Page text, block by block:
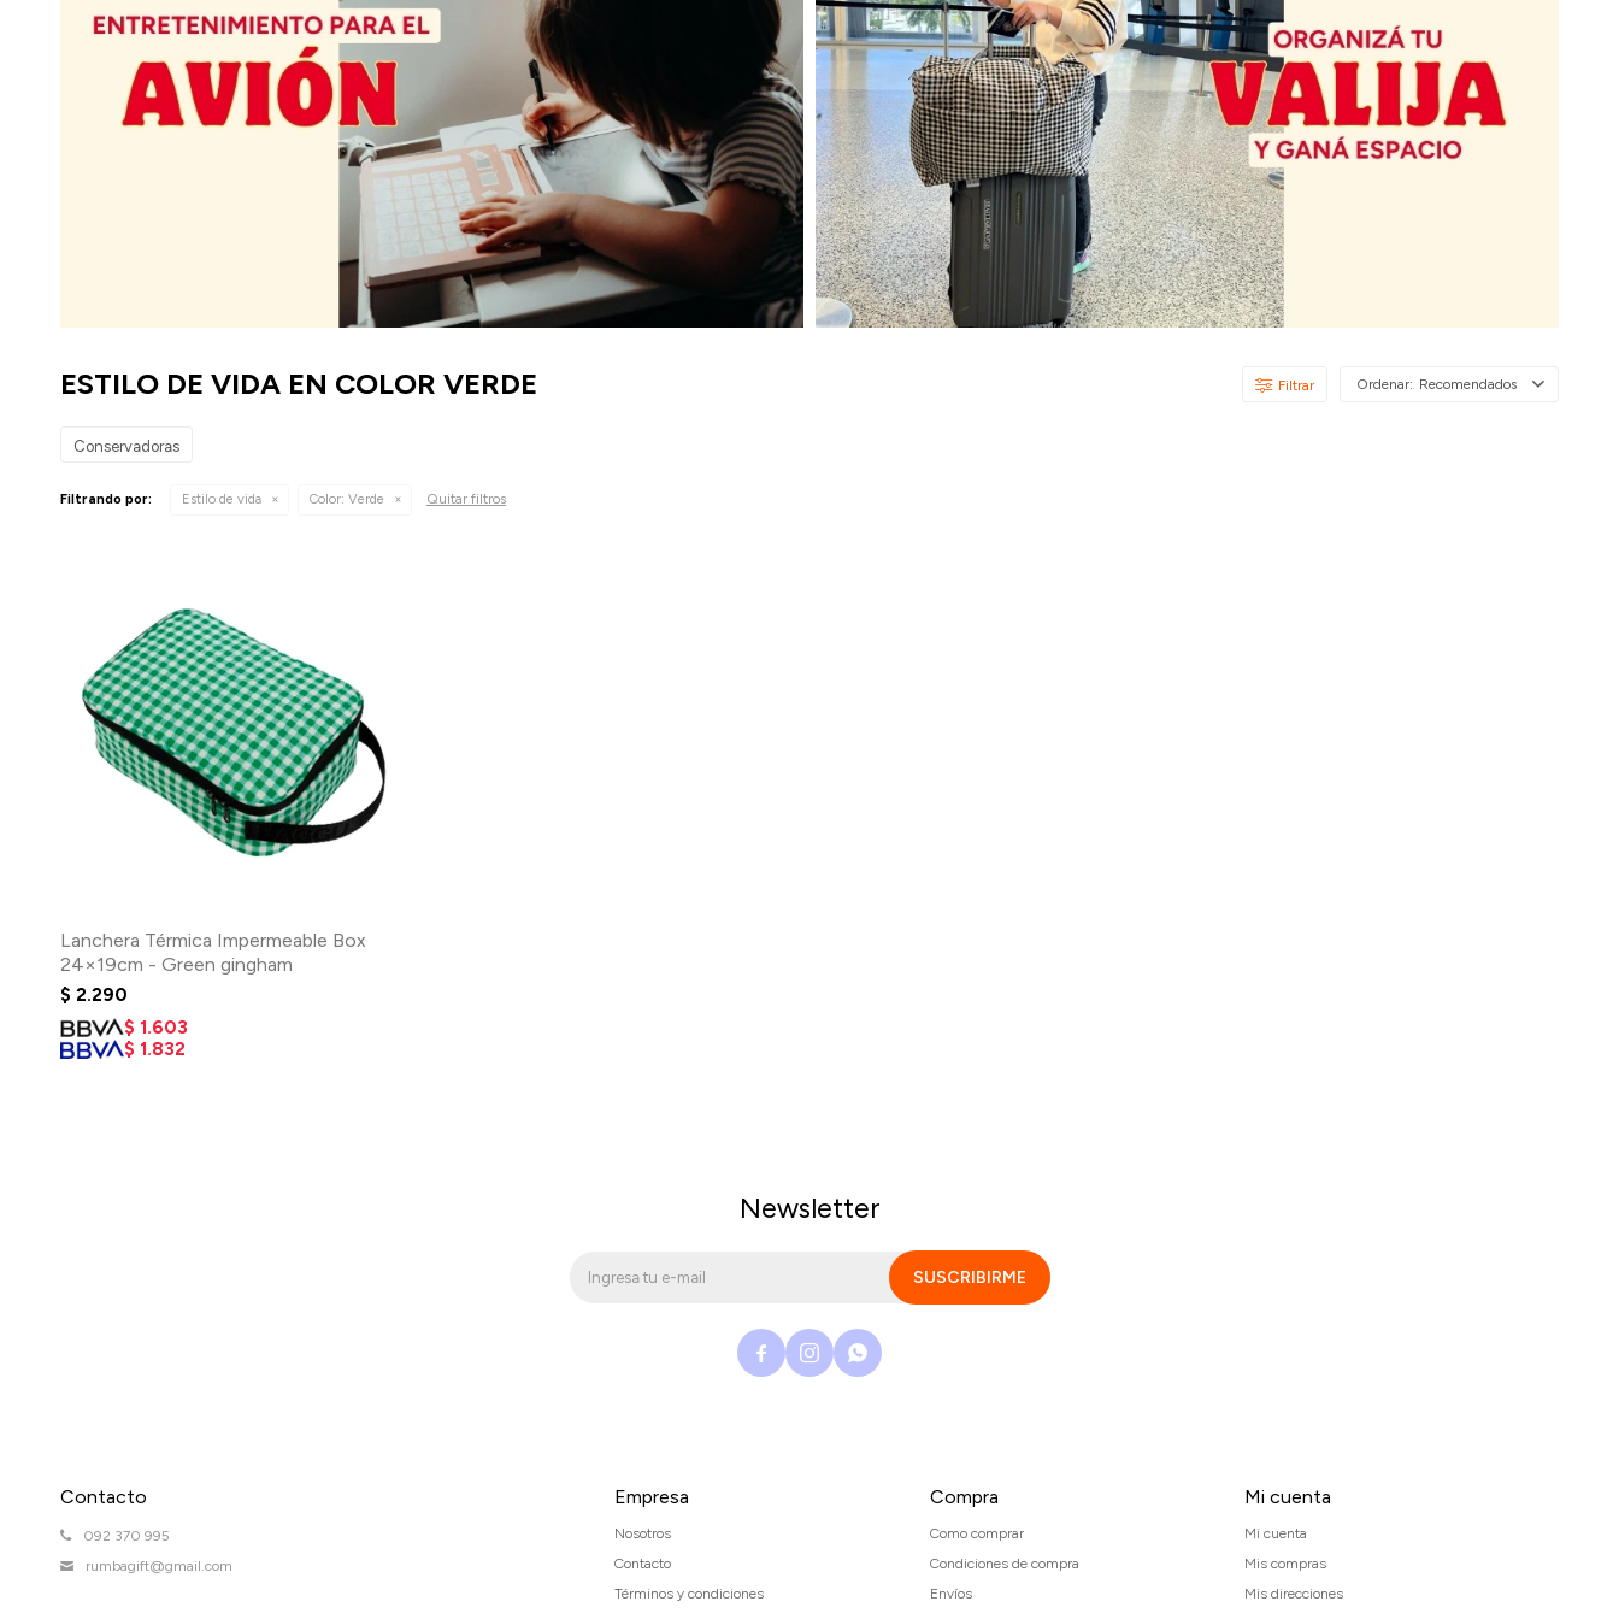
ESTILO DE VIDA EN COLOR VERDE Recomendados
Conservadoras
Filtrando por: Estilo de vida Color: Verde Quitar filtros
Lanchera Térmica Impermeable Box
24×19cm - Green gingham
$ 2.290
$ 1.603
$ 1.832
Contacto
092 370 995
rumbagift@gmail.com
Empresa
Nosotros
Contacto
Términos y condiciones
Compra
Como comprar
Condiciones de compra
Envíos
Mi cuenta
Mi cuenta
Mis compras
Mis direcciones
Newsletter
SUSCRIBIRME
  